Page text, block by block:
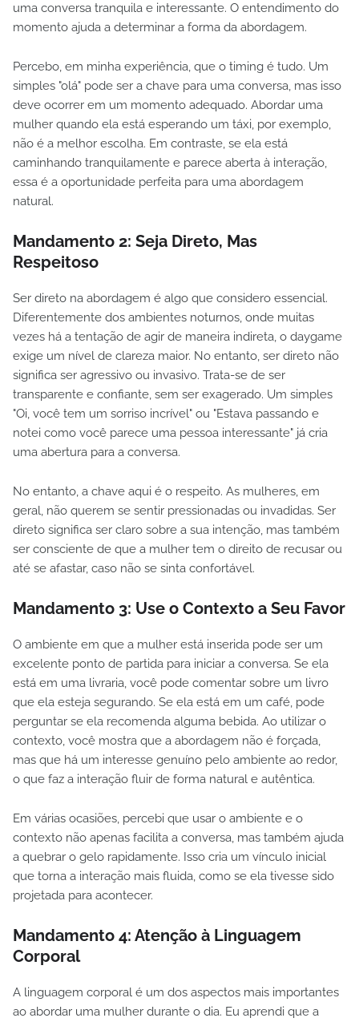
uma conversa tranquila e interessante. O entendimento do
momento ajuda a determinar a forma da abordagem.
Percebo, em minha experiência, que o timing é tudo. Um
simples "olá" pode ser a chave para uma conversa, mas isso
deve ocorrer em um momento adequado. Abordar uma
mulher quando ela está esperando um táxi, por exemplo,
não é a melhor escolha. Em contraste, se ela está
caminhando tranquilamente e parece aberta à interação,
essa é a oportunidade perfeita para uma abordagem
natural.
Mandamento 2: Seja Direto, Mas
Respeitoso
Ser direto na abordagem é algo que considero essencial.
Diferentemente dos ambientes noturnos, onde muitas
vezes há a tentação de agir de maneira indireta, o daygame
exige um nível de clareza maior. No entanto, ser direto não
significa ser agressivo ou invasivo. Trata-se de ser
transparente e confiante, sem ser exagerado. Um simples
"Oi, você tem um sorriso incrível" ou "Estava passando e
notei como você parece uma pessoa interessante" já cria
uma abertura para a conversa.
No entanto, a chave aqui é o respeito. As mulheres, em
geral, não querem se sentir pressionadas ou invadidas. Ser
direto significa ser claro sobre a sua intenção, mas também
ser consciente de que a mulher tem o direito de recusar ou
até se afastar, caso não se sinta confortável.
Mandamento 3: Use o Contexto a Seu Favor
O ambiente em que a mulher está inserida pode ser um
excelente ponto de partida para iniciar a conversa. Se ela
está em uma livraria, você pode comentar sobre um livro
que ela esteja segurando. Se ela está em um café, pode
perguntar se ela recomenda alguma bebida. Ao utilizar o
contexto, você mostra que a abordagem não é forçada,
mas que há um interesse genuíno pelo ambiente ao redor,
o que faz a interação fluir de forma natural e autêntica.
Em várias ocasiões, percebi que usar o ambiente e o
contexto não apenas facilita a conversa, mas também ajuda
a quebrar o gelo rapidamente. Isso cria um vínculo inicial
que torna a interação mais fluida, como se ela tivesse sido
projetada para acontecer.
Mandamento 4: Atenção à Linguagem
Corporal
A linguagem corporal é um dos aspectos mais importantes
ao abordar uma mulher durante o dia. Eu aprendi que a